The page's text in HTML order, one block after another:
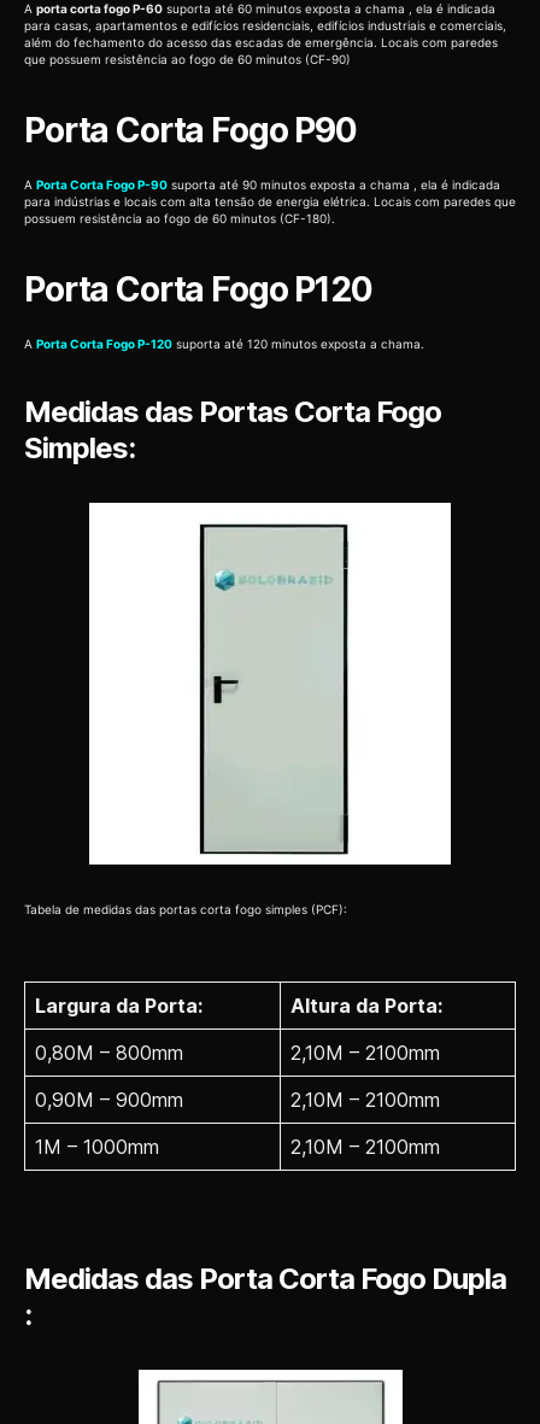
A porta corta fogo P-60 suporta até 60 minutos exposta a chama , ela é indicada
para casas, apartamentos e edifícios residenciais, edifícios industriais e comerciais,
além do fechamento do acesso das escadas de emergência. Locais com paredes
que possuem resistência ao fogo de 60 minutos (CF-90)
Porta Corta Fogo P90
A Porta Corta Fogo P-90 suporta até 90 minutos exposta a chama , ela é indicada
para indústrias e locais com alta tensão de energia elétrica. Locais com paredes que
possuem resistência ao fogo de 60 minutos (CF-180).
Porta Corta Fogo P120
A Porta Corta Fogo P-120 suporta até 120 minutos exposta a chama.
Medidas das Portas Corta Fogo
Simples:
Tabela de medidas das portas corta fogo simples (PCF):
Largura da Porta:
Altura da Porta:
0,80M – 800mm
2,10M – 2100mm
0,90M – 900mm
2,10M – 2100mm
1M – 1000mm
2,10M – 2100mm
Medidas das Porta Corta Fogo Dupla
: